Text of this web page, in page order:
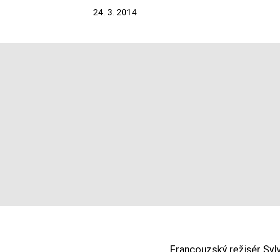
24. 3. 2014
Francouzský režisér